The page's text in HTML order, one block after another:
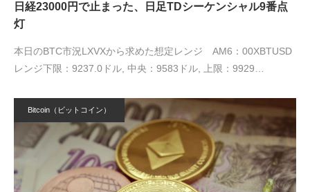
日経23000円で止まった、日足TDシーケンシャル9番点
灯
本日のBTC市況LXVXから求めた想定レンジ AM6：00XBTUSD
レンジ下限：9237.0ドル, 中央：9583ドル, 上限：9929…
Bitcoin（ビットコイン）